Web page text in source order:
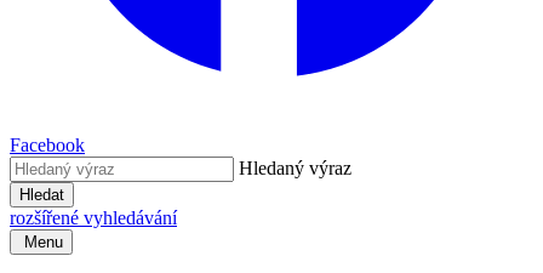
Facebook
Hledaný výraz
Hledat
rozšířené vyhledávání
Menu